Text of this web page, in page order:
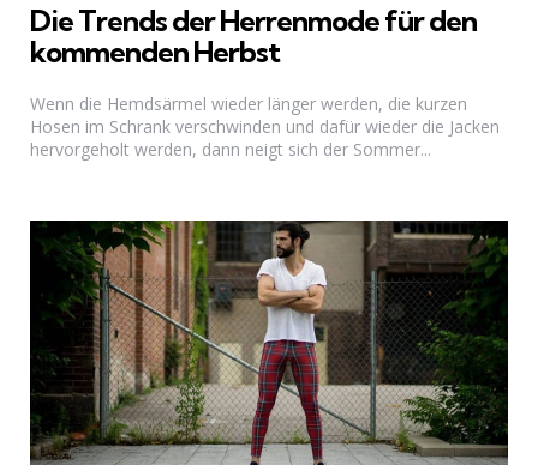
Die Trends der Herrenmode für den
kommenden Herbst
Wenn die Hemdsärmel wieder länger werden, die kurzen
Hosen im Schrank verschwinden und dafür wieder die Jacken
hervorgeholt werden, dann neigt sich der Sommer...